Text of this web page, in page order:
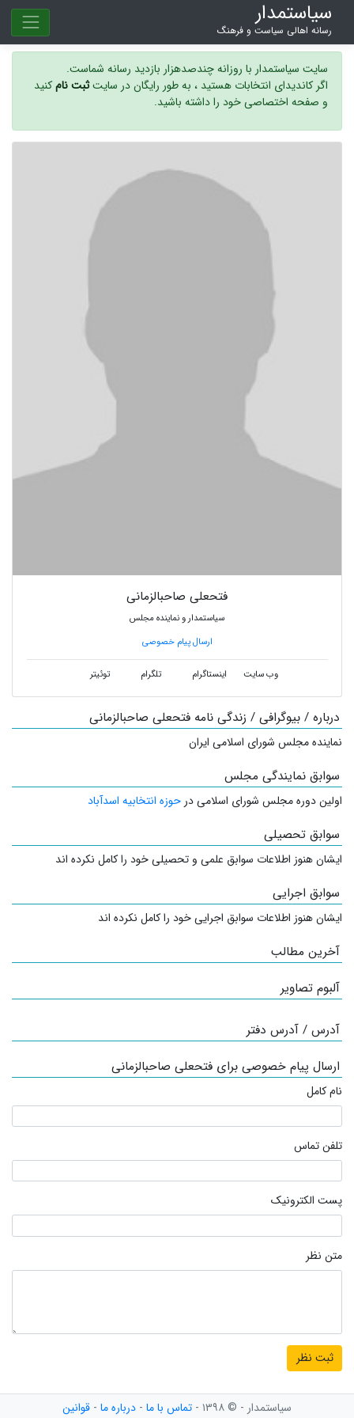
سیاستمدار
رسانه اهالی سیاست و فرهنگ
سایت سیاستمدار با روزانه چندصدهزار بازدید رسانه شماست.
اگر کاندیدای انتخابات هستید ، به طور رایگان در سایتثبت نامکنید
و صفحه اختصاصی خود را داشته باشید.
فتحعلی صاحبالزمانی
سیاستمدار و نماینده مجلس
ارسال پیام خصوصی
وب سایت اینستاگرام تلگرام توئیتر
درباره / بیوگرافی / زندگی نامه فتحعلی صاحبالزمانی
نماینده مجلس شورای اسلامی ایران
سوابق نمایندگی مجلس
اولین دوره مجلس شورای اسلامی در حوزه انتخابیه اسدآباد
سوابق تحصیلی
ایشان هنوز اطلاعات سوابق علمی و تحصیلی خود را کامل نکرده اند
سوابق اجرایی
ایشان هنوز اطلاعات سوابق اجرایی خود را کامل نکرده اند
آخرین مطالب
آلبوم تصاویر
آدرس / آدرس دفتر
ارسال پیام خصوصی برای فتحعلی صاحبالزمانی
نام کامل
تلفن تماس
پست الکترونیک
متن نظر
سیاستمدار - © ۱۳۹۸ - تماس با ما - درباره ما - قوانین